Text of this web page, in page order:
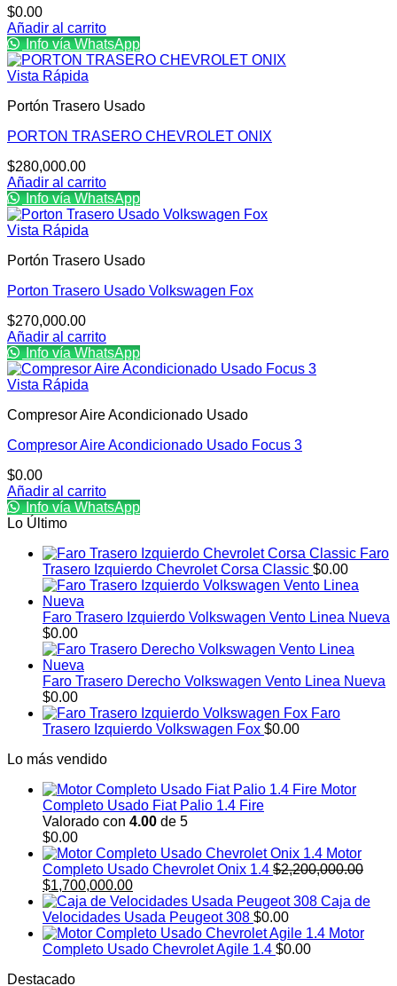
$0.00
Añadir al carrito
Info vía WhatsApp
Vista Rápida
Portón Trasero Usado
PORTON TRASERO CHEVROLET ONIX
$280,000.00
Añadir al carrito
Info vía WhatsApp
Vista Rápida
Portón Trasero Usado
Porton Trasero Usado Volkswagen Fox
$270,000.00
Añadir al carrito
Info vía WhatsApp
Vista Rápida
Compresor Aire Acondicionado Usado
Compresor Aire Acondicionado Usado Focus 3
$0.00
Añadir al carrito
Info vía WhatsApp
Lo Último
Faro
Trasero Izquierdo Chevrolet Corsa Classic $0.00
Faro Trasero Izquierdo Volkswagen Vento Linea Nueva
$0.00
Faro Trasero Derecho Volkswagen Vento Linea Nueva
$0.00
Faro
Trasero Izquierdo Volkswagen Fox $0.00
Lo más vendido
Motor
Completo Usado Fiat Palio 1.4 Fire
Valorado con 4.00 de 5
$0.00
Motor
Completo Usado Chevrolet Onix 1.4 $2,200,000.00
El
precio
original
era:
$2,200,000.00.
$1,700,000.00El
precio
actual
es:
$1,700,000.00.
Caja de
Velocidades Usada Peugeot 308 $0.00
Motor
Completo Usado Chevrolet Agile 1.4 $0.00
Destacado